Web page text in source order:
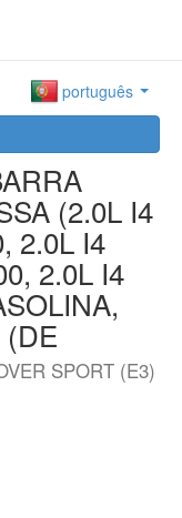
português
(2.0L I4
2.0L I4
2.0L I4
SPORT (E3)